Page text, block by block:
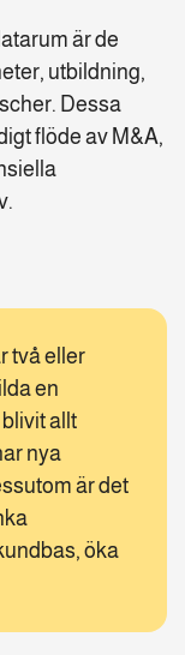
är de
utbildning,
Dessa
flöde av M&A,
två eller
en
allt
nya
är det
öka